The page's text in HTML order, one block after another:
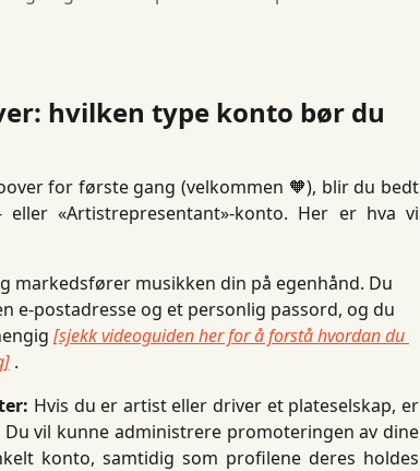
hvilken type konto bør du
for første gang (velkommen 🧡), blir du bedt
«Artistrepresentant»-konto. Her er hva vi
markedsfører musikken din på egenhånd. Du
e-postadresse og et personlig passord, og du
[sjekk videoguiden her for å forstå hvordan du
.
Hvis du er artist eller driver et plateselskap, er
vil kunne administrere promoteringen av dine
konto, samtidig som profilene deres holdes